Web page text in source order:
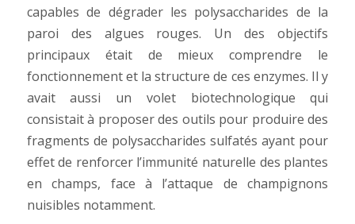
capables de dégrader les polysaccharides de la
paroi des algues rouges. Un des objectifs
principaux était de mieux comprendre le
fonctionnement et la structure de ces enzymes. Il y
avait aussi un volet biotechnologique qui
consistait à proposer des outils pour produire des
fragments de polysaccharides sulfatés ayant pour
effet de renforcer l’immunité naturelle des plantes
en champs, face à l’attaque de champignons
nuisibles notamment.